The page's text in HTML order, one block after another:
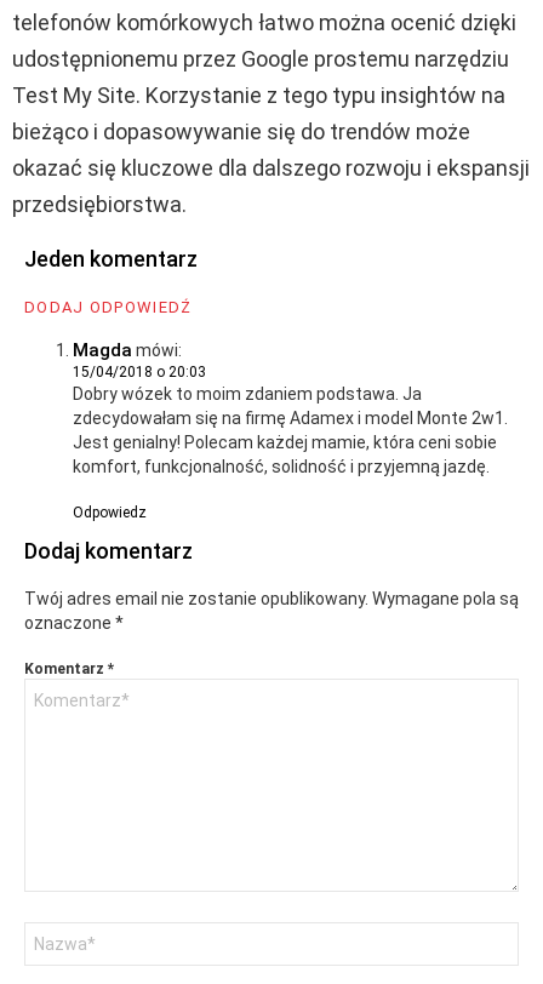
telefonów komórkowych łatwo można ocenić dzięki
udostępnionemu przez Google prostemu narzędziu
Test My Site. Korzystanie z tego typu insightów na
bieżąco i dopasowywanie się do trendów może
okazać się kluczowe dla dalszego rozwoju i ekspansji
przedsiębiorstwa.
Jeden komentarz
DODAJ ODPOWIEDŹ
Magda mówi:
15/04/2018 o 20:03
Dobry wózek to moim zdaniem podstawa. Ja
zdecydowałam się na firmę Adamex i model Monte 2w1.
Jest genialny! Polecam każdej mamie, która ceni sobie
komfort, funkcjonalność, solidność i przyjemną jazdę.
Odpowiedz
Dodaj komentarz
Twój adres email nie zostanie opublikowany. Wymagane pola są
oznaczone *
Komentarz *